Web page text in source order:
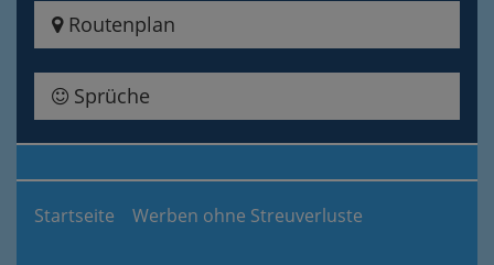
Routenplan
Sprüche
Startseite Werben ohne Streuverluste